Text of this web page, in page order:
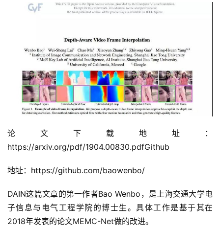
论文下载地址：
https://arxiv.org/pdf/1904.00830.pdfGithub
地址：https://github.com/baowenbo/
DAIN这篇文章的第一作者Bao Wenbo，是上海交通大学电
子信息与电气工程学院的博士生。具体工作是基于其在
2018年发表的论文MEMC-Net做的改进。